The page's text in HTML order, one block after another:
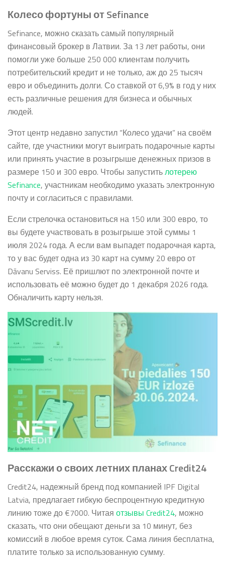
Колесо фортуны от Sefinance
Sefinance, можно сказать самый популярный
финансовый брокер в Латвии. За 13 лет работы, они
помогли уже больше 250 000 клиентам получить
потребительский кредит и не только, аж до 25 тысяч
евро и объединить долги. Со ставкой от 6,9% в год у них
есть различные решения для бизнеса и обычных
людей.
Этот центр недавно запустил “Колесо удачи” на своём
сайте, где участники могут выиграть подарочные карты
или принять участие в розыгрыше денежных призов в
размере 150 и 300 евро. Чтобы запуститьлотерею
Sefinance, участникам необходимо указать электронную
почту и согласиться с правилами.
Если стрелочка остановиться на 150 или 300 евро, то
вы будете участвовать в розыгрыше этой суммы 1
июля 2024 года. А если вам выпадет подарочная карта,
то у вас будет одна из 30 карт на сумму 20 евро от
Dāvanu Serviss. Её пришлют по электронной почте и
использовать её можно будет до 1 декабря 2026 года.
Обналичить карту нельзя.
Расскажи о своих летних планах Credit24
Credit24, надежный бренд под компанией IPF Digital
Latvia, предлагает гибкую беспроцентную кредитную
линию тоже до €7000. Читая отзывы Credit24, можно
сказать, что они обещают деньги за 10 минут, без
комиссий в любое время суток. Сама линия бесплатна,
платите только за использованную сумму.